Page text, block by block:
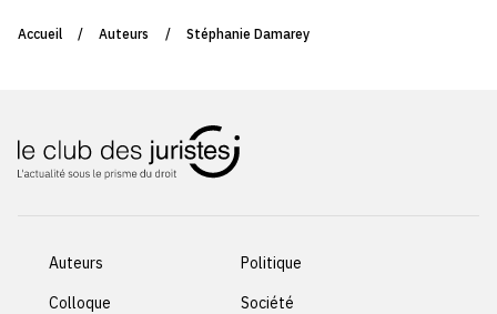
Accueil / Auteurs / Stéphanie Damarey
Auteurs
Colloque
Politique
Société